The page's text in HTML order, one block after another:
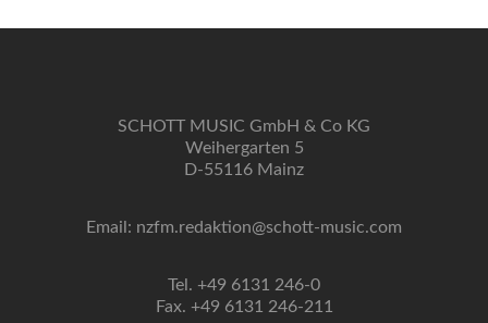
SCHOTT MUSIC GmbH & Co KG
Weihergarten 5
D-55116 Mainz
Email: nzfm.redaktion@schott-music.com
Tel. +49 6131 246-0
Fax. +49 6131 246-211